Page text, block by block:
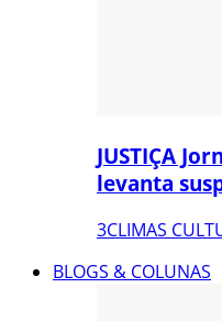
JUSTIÇA
levanta
3CLIMAS
BLOGS & COLUNAS